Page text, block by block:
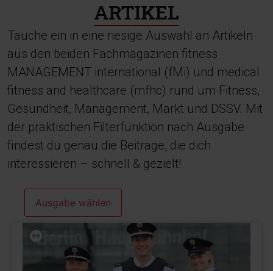
ARTIKEL
Tauche ein in eine riesige Auswahl an Artikeln
aus den beiden Fachmagazinen fitness
MANAGEMENT international (fMi) und medical
fitness and healthcare (mfhc) rund um Fitness,
Gesundheit, Management, Markt und DSSV. Mit
der praktischen Filterfunktion nach Ausgabe
findest du genau die Beiträge, die dich
interessieren – schnell & gezielt!
Ausgabe wählen